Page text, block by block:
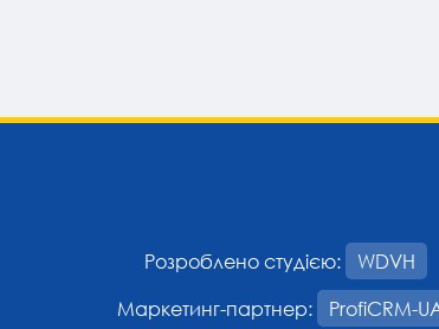
Розроблено студією:
WDVH
Маркетинг-партнер:
ProfiCRM-